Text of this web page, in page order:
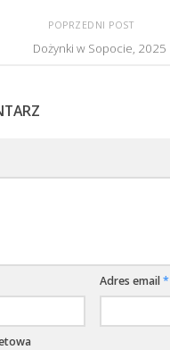
POPRZEDNI POST
Dożynki w Sopocie, 2025
Adres email*